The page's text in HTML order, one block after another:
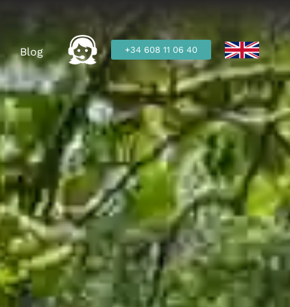
Blog +34 608 11 06 40